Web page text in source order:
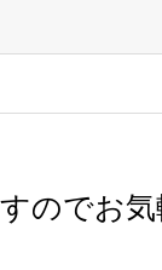
のでお気